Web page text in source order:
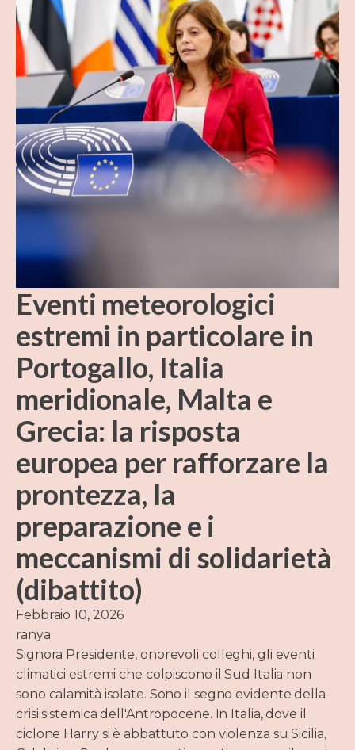
Eventi meteorologici
estremi in particolare in
Portogallo, Italia
meridionale, Malta e
Grecia: la risposta
europea per rafforzare la
prontezza, la
preparazione e i
meccanismi di solidarietà
(dibattito)
Febbraio 10, 2026
ranya
Signora Presidente, onorevoli colleghi, gli eventi
climatici estremi che colpiscono il Sud Italia non
sono calamità isolate. Sono il segno evidente della
crisi sistemica dell'Antropocene. In Italia, dove il
ciclone Harry si è abbattuto con violenza su Sicilia,